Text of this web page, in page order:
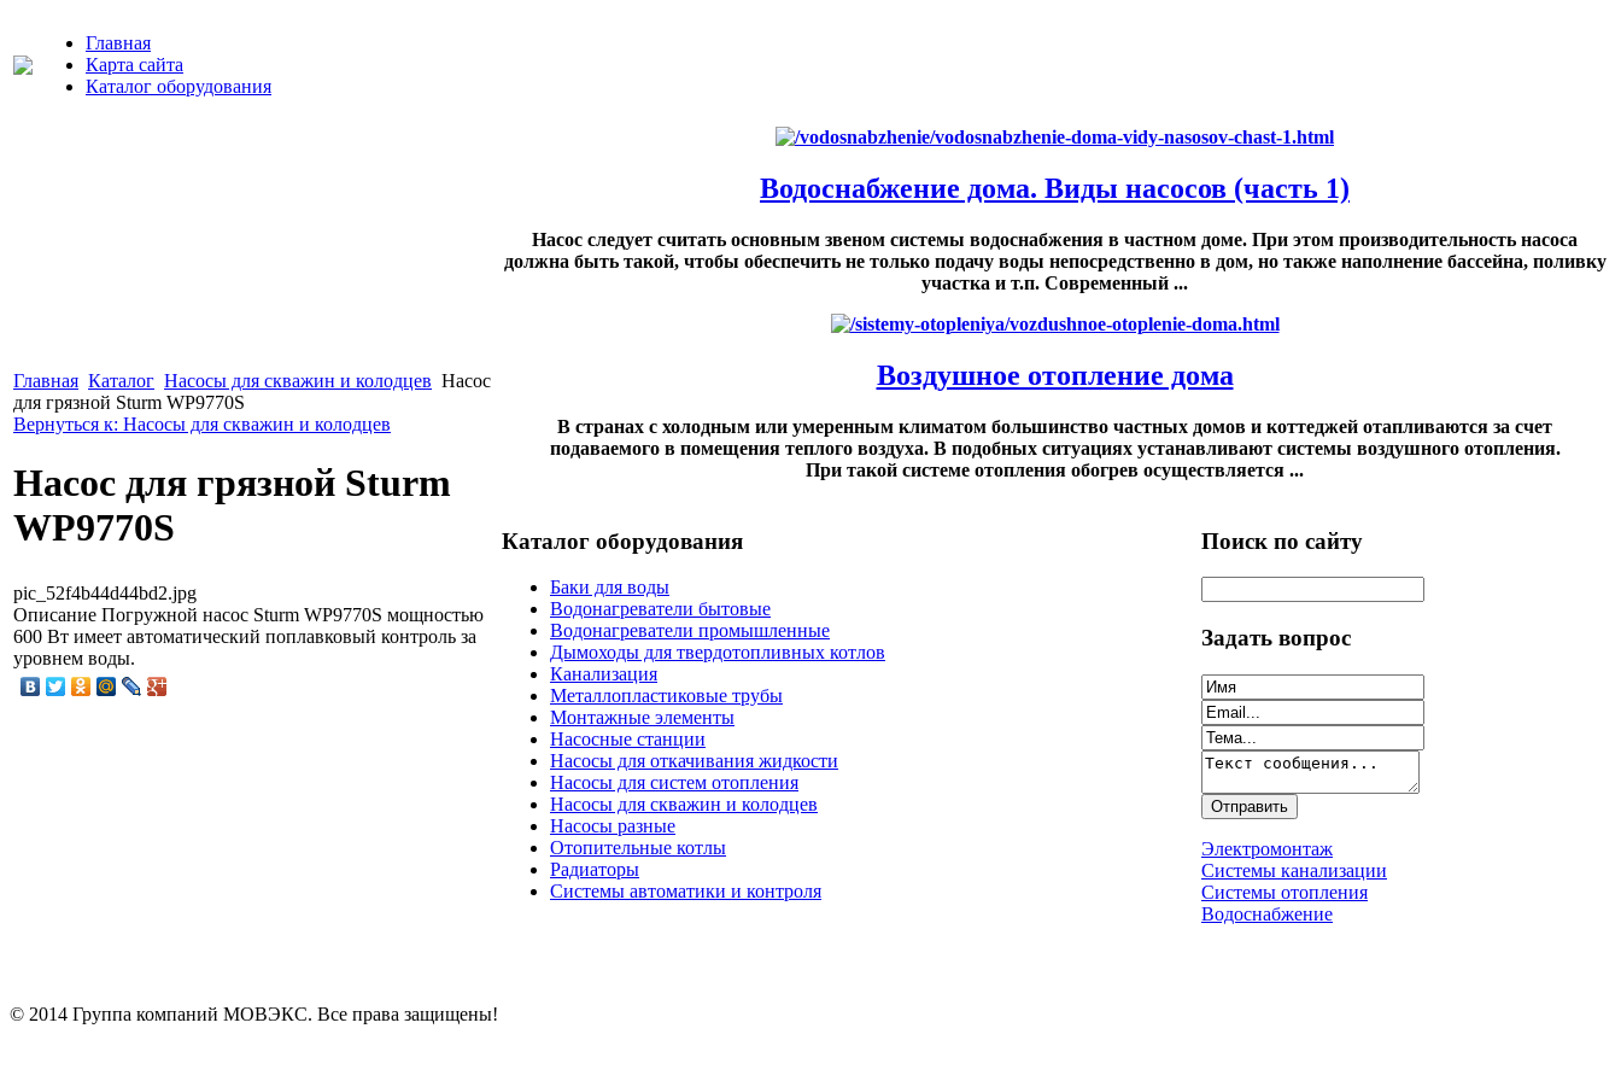
Главная
Карта сайта
Каталог оборудования
Главная Каталог Насосы для скважин и колодцев Насос
для грязной Sturm WP9770S
Вернуться к: Насосы для скважин и колодцев
Насос для грязной Sturm
WP9770S
pic_52f4b44d44bd2.jpg
Описание Погружной насос Sturm WP9770S мощностью
600 Вт имеет автоматический поплавковый контроль за
уровнем воды.
Водоснабжение дома. Виды насосов (часть 1)
Насос следует считать основным звеном системы водоснабжения в частном доме. При этом производительность насоса
должна быть такой, чтобы обеспечить не только подачу воды непосредственно в дом, но также наполнение бассейна, поливку
участка и т.п. Современный ...
Воздушное отопление дома
В странах с холодным или умеренным климатом большинство частных домов и коттеджей отапливаются за счет
подаваемого в помещения теплого воздуха. В подобных ситуациях устанавливают системы воздушного отопления.
При такой системе отопления обогрев осуществляется ...
Каталог оборудования
Баки для воды
Водонагреватели бытовые
Водонагреватели промышленные
Дымоходы для твердотопливных котлов
Канализация
Металлопластиковые трубы
Монтажные элементы
Насосные станции
Насосы для откачивания жидкости
Насосы для систем отопления
Насосы для скважин и колодцев
Насосы разные
Отопительные котлы
Радиаторы
Системы автоматики и контроля
Поиск по сайту
Задать вопрос
Электромонтаж
Системы канализации
Системы отопления
Водоснабжение
© 2014 Группа компаний МОВЭКС. Все права защищены!